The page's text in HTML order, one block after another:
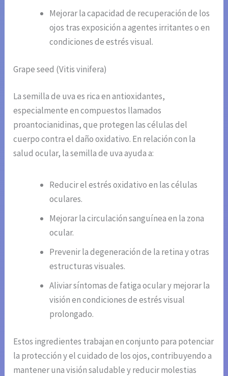
Mejorar la capacidad de recuperación de los
ojos tras exposición a agentes irritantes o en
condiciones de estrés visual.
Grape seed (Vitis vinifera)
La semilla de uva es rica en antioxidantes,
especialmente en compuestos llamados
proantocianidinas, que protegen las células del
cuerpo contra el daño oxidativo. En relación con la
salud ocular, la semilla de uva ayuda a:
Reducir el estrés oxidativo en las células
oculares.
Mejorar la circulación sanguínea en la zona
ocular.
Prevenir la degeneración de la retina y otras
estructuras visuales.
Aliviar síntomas de fatiga ocular y mejorar la
visión en condiciones de estrés visual
prolongado.
Estos ingredientes trabajan en conjunto para potenciar
la protección y el cuidado de los ojos, contribuyendo a
mantener una visión saludable y reducir molestias